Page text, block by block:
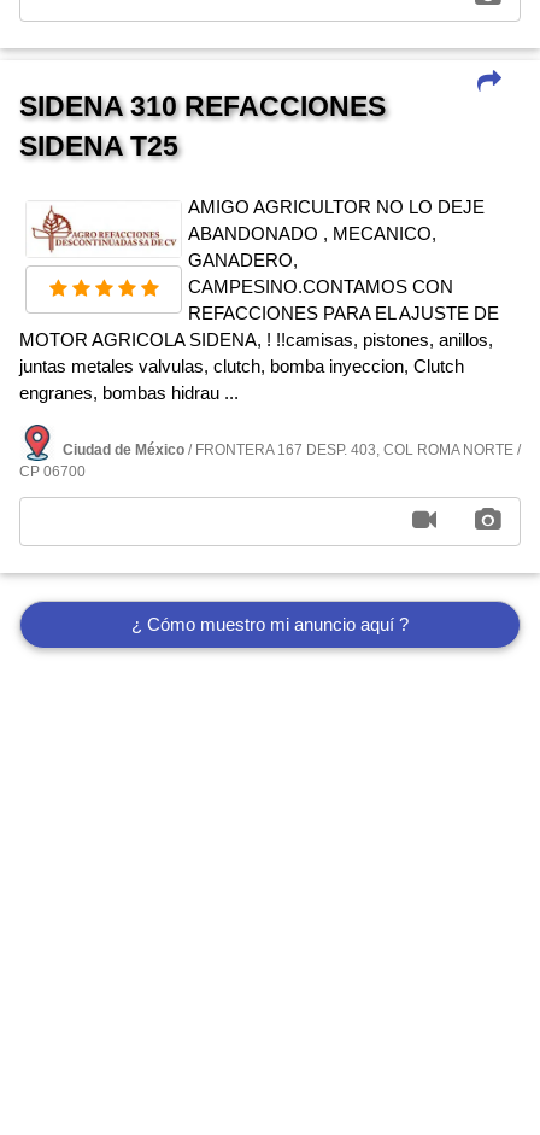
SIDENA 310 REFACCIONES
SIDENA T25
AMIGO AGRICULTOR NO LO DEJE
ABANDONADO , MECANICO,
GANADERO,
CAMPESINO.CONTAMOS CON
REFACCIONES PARA EL AJUSTE DE
MOTOR AGRICOLA SIDENA, ! !!camisas, pistones, anillos,
juntas metales valvulas, clutch, bomba inyeccion, Clutch
engranes, bombas hidrau ...
Ciudad de México / FRONTERA 167 DESP. 403, COL ROMA NORTE /
CP 06700
¿ Cómo muestro mi anuncio aquí ?